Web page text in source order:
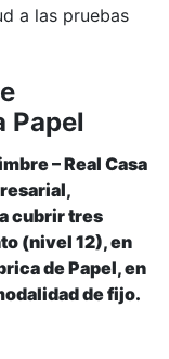
a las pruebas
Papel
– Real Casa
cubrir tres
(nivel 12), en
de Papel, en
de fijo.